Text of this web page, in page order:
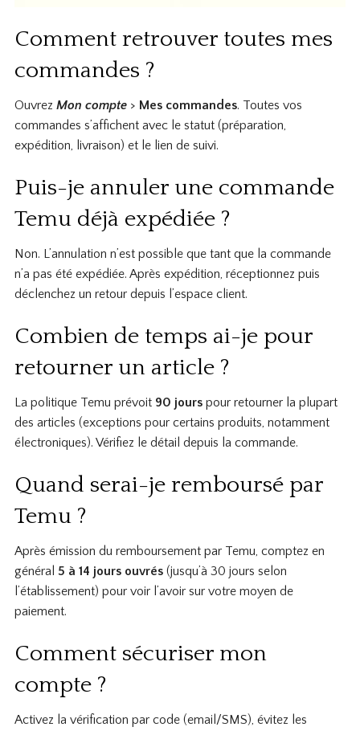
Comment retrouver toutes mes
commandes ?
Ouvrez Mon compte > Mes commandes. Toutes vos
commandes s’affichent avec le statut (préparation,
expédition, livraison) et le lien de suivi.
Puis-je annuler une commande
Temu déjà expédiée ?
Non. L’annulation n’est possible que tant que la commande
n’a pas été expédiée. Après expédition, réceptionnez puis
déclenchez un retour depuis l’espace client.
Combien de temps ai-je pour
retourner un article ?
La politique Temu prévoit 90 jourspour retourner la plupart
des articles (exceptions pour certains produits, notamment
électroniques). Vérifiez le détail depuis la commande.
Quand serai-je remboursé par
Temu ?
Après émission du remboursement par Temu, comptez en
général 5 à 14 jours ouvrés(jusqu’à 30 jours selon
l’établissement) pour voir l’avoir sur votre moyen de
paiement.
Comment sécuriser mon
compte ?
Activez la vérification par code (email/SMS), évitez les